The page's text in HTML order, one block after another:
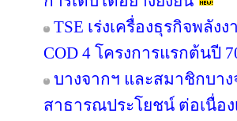
TSE เร่งเครื่องธุรกิจพลัง
COD 4 โครงการแรกต้นปี
บางจากฯ และสมาชิกบา
สาธารณประโยชน์ ต่อเนื่อ